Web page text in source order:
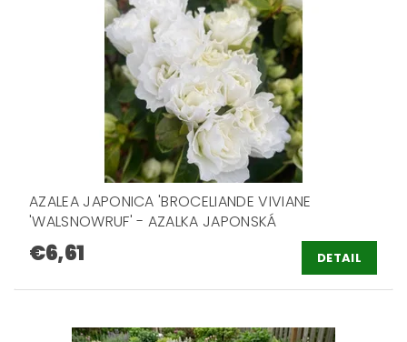
AZALEA JAPONICA 'BROCELIANDE VIVIANE
'WALSNOWRUF' - AZALKA JAPONSKÁ
€6,61 DETAIL